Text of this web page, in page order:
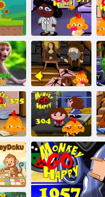
Joe
Monkey Go
Happy Stage
377
del
Monkey Go
Happy Stage
371
Go
Monkey Go
Happy Stage
304